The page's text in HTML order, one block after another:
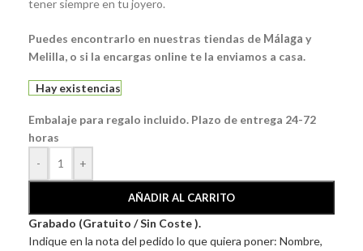
tener siempre en tu joyero.
Puedes encontrarlo en nuestras tiendas de Málaga y
Melilla, o si la encargas online te la enviamos a casa.
Hay existencias
Embalaje para regalo incluido. Plazo de entrega 24-72
horas
-
+
AÑADIR AL CARRITO
Grabado (Gratuito / Sin Coste ).
Indique en la nota del pedido lo que quiera poner: Nombre,